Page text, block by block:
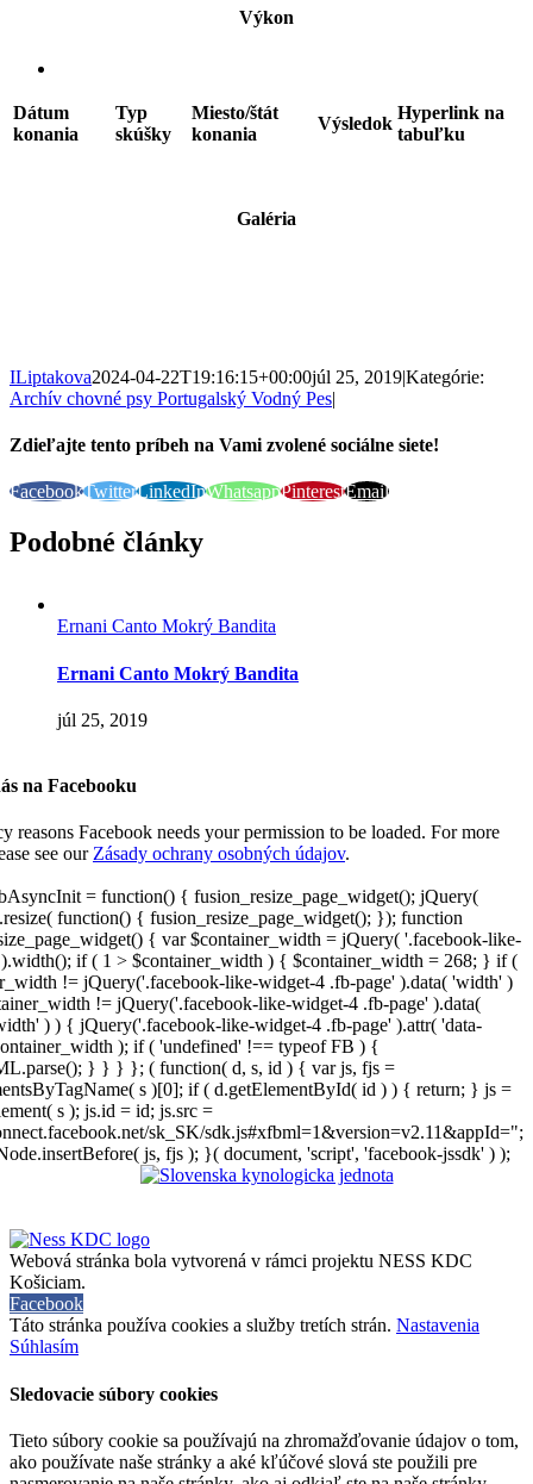
Výkon
Dátum
konania
Typ
skúšky
Miesto/štát
konania
Výsledok
Hyperlink na
tabuľku
Galéria
ILiptakova2024-04-22T19:16:15+00:00júl 25, 2019|Kategórie:
Archív chovné psy Portugalský Vodný Pes|
Zdieľajte tento príbeh na Vami zvolené sociálne siete!
FacebookTwitterLinkedInWhatsappPinterestEmail
Podobné články
Ernani Canto Mokrý Bandita
Ernani Canto Mokrý Bandita
júl 25, 2019
na Facebooku
reasons Facebook needs your permission to be loaded. For more
see ourZásady ochrany osobných údajov.
= function() { fusion_resize_page_widget(); jQuery(
function() { fusion_resize_page_widget(); }); function
{ var $container_width = jQuery( '.facebook-like-
if ( 1 > $container_width ) { $container_width = 268; } if (
!= jQuery('.facebook-like-widget-4 .fb-page' ).data( 'width' )
!= jQuery('.facebook-like-widget-4 .fb-page' ).data(
) ) { jQuery('.facebook-like-widget-4 .fb-page' ).attr( 'data-
); if ( 'undefined' !== typeof FB ) {
} } } }; ( function( d, s, id ) { var js, fjs =
s )[0]; if ( d.getElementById( id ) ) { return; } js =
s ); js.id = id; js.src =
sk_SK/sdk.js#xfbml=1&version=v2.11&appId=";
js, fjs ); }( document, 'script', 'facebook-jssdk' ) );
Webová stránka bola vytvorená v rámci projektu NESS KDC
Košiciam.
Facebook
Táto stránka používa cookies a služby tretích strán. Nastavenia
Súhlasím
Sledovacie súbory cookies
Tieto súbory cookie sa používajú na zhromažďovanie údajov o tom,
ako používate naše stránky a aké kľúčové slová ste použili pre